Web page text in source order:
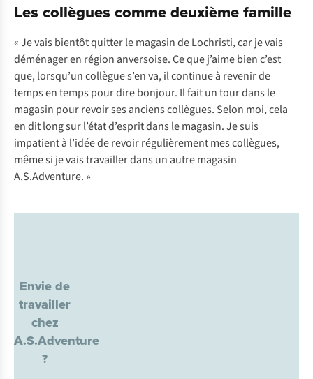
Les collègues comme deuxième famille
« Je vais bientôt quitter le magasin de Lochristi, car je vais
déménager en région anversoise. Ce que j’aime bien c’est
que, lorsqu’un collègue s’en va, il continue à revenir de
temps en temps pour dire bonjour. Il fait un tour dans le
magasin pour revoir ses anciens collègues. Selon moi, cela
en dit long sur l’état d’esprit dans le magasin. Je suis
impatient à l’idée de revoir régulièrement mes collègues,
même si je vais travailler dans un autre magasin
A.S.Adventure. »
Envie de
travailler
chez
A.S.Adventure
?